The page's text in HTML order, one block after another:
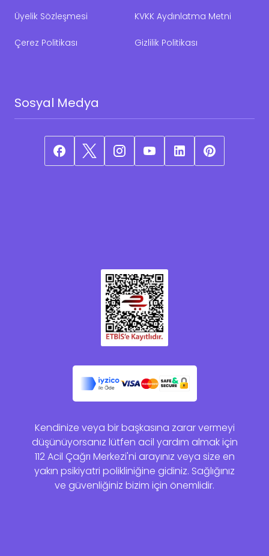
Üyelik Sözleşmesi KVKK Aydınlatma Metni
Çerez Politikası Gizlilik Politikası
Sosyal Medya
Kendinize veya bir başkasına zarar vermeyi
düşünüyorsanız lütfen acil yardım almak için
112 Acil Çağrı Merkezi'ni arayınız veya size en
yakın psikiyatri polikliniğine gidiniz. Sağlığınız
ve güvenliğiniz bizim için önemlidir.